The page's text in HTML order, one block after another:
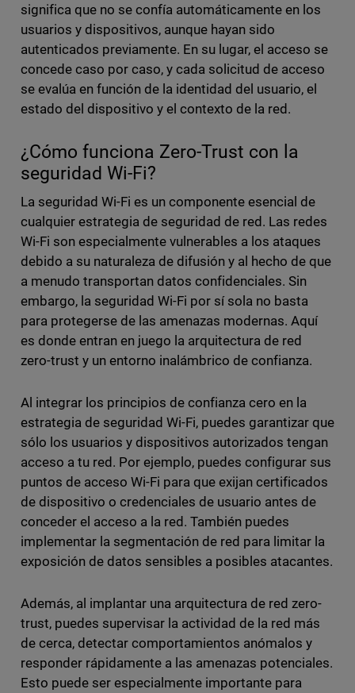
significa que no se confía automáticamente en los
usuarios y dispositivos, aunque hayan sido
autenticados previamente. En su lugar, el acceso se
concede caso por caso, y cada solicitud de acceso
se evalúa en función de la identidad del usuario, el
estado del dispositivo y el contexto de la red.
¿Cómo funciona Zero-Trust con la
seguridad Wi-Fi?
La seguridad Wi-Fi es un componente esencial de
cualquier estrategia de seguridad de red. Las redes
Wi-Fi son especialmente vulnerables a los ataques
debido a su naturaleza de difusión y al hecho de que
a menudo transportan datos confidenciales. Sin
embargo, la seguridad Wi-Fi por sí sola no basta
para protegerse de las amenazas modernas. Aquí
es donde entran en juego la arquitectura de red
zero-trust y un entorno inalámbrico de confianza.
Al integrar los principios de confianza cero en la
estrategia de seguridad Wi-Fi, puedes garantizar que
sólo los usuarios y dispositivos autorizados tengan
acceso a tu red. Por ejemplo, puedes configurar sus
puntos de acceso Wi-Fi para que exijan certificados
de dispositivo o credenciales de usuario antes de
conceder el acceso a la red. También puedes
implementar la segmentación de red para limitar la
exposición de datos sensibles a posibles atacantes.
Además, al implantar una arquitectura de red zero-
trust, puedes supervisar la actividad de la red más
de cerca, detectar comportamientos anómalos y
responder rápidamente a las amenazas potenciales.
Esto puede ser especialmente importante para